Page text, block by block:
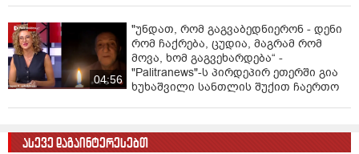
04:56
"უნდათ, რომ გაგვაბედნიერონ - დენი
რომ ჩაქრება, ცუდია, მაგრამ რომ
მოვა, ხომ გაგვეხარდება“ -
"Palitranews"-ს პირდეპირ ეთერში გია
ხუხაშვილი სანთლის შუქით ჩაერთო
ასევე დაგაინტერესებთ